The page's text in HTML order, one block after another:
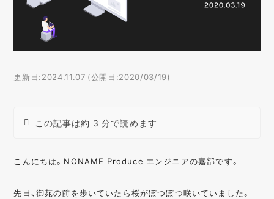
更新日:2024.11.07 (公開日:2020/03/19)
この記事は約 3 分で読めます
こんにちは。NONAME Produce エンジニアの嘉部です。
先日、御苑の前を歩いていたら桜がぽつぽつ咲いていました。